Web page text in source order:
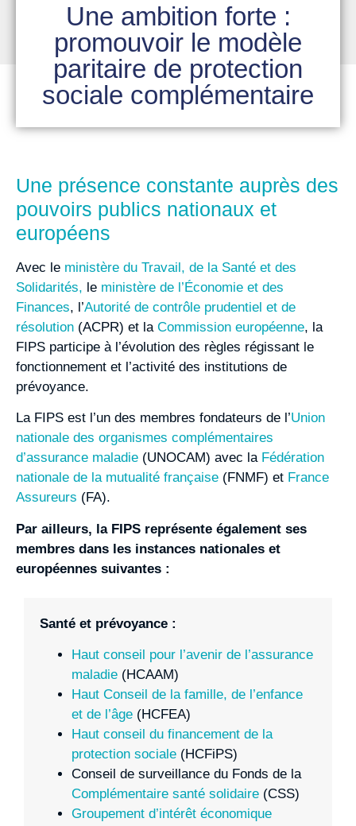
Une ambition forte :
promouvoir le modèle
paritaire de protection
sociale complémentaire
Une présence constante auprès des
pouvoirs publics nationaux et
européens
Avec le ministère du Travail, de la Santé et des
Solidarités, le ministère de l’Économie et des
Finances, l’Autorité de contrôle prudentiel et de
résolution (ACPR) et la Commission européenne, la
FIPS participe à l’évolution des règles régissant le
fonctionnement et l’activité des institutions de
prévoyance.
La FIPS est l’un des membres fondateurs de l’Union
nationale des organismes complémentaires
d’assurance maladie (UNOCAM) avec la Fédération
nationale de la mutualité française (FNMF) et France
Assureurs (FA).
Par ailleurs, la FIPS représente également ses
membres dans les instances nationales et
européennes suivantes :
Santé et prévoyance :
Haut conseil pour l’avenir de l’assurance
maladie (HCAAM)
Haut Conseil de la famille, de l’enfance
et de l’âge (HCFEA)
Haut conseil du financement de la
protection sociale (HCFiPS)
Conseil de surveillance du Fonds de la
Complémentaire santé solidaire (CSS)
Groupement d’intérêt économique